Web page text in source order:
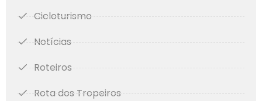
Cicloturismo
Notícias
Roteiros
Rota dos Tropeiros